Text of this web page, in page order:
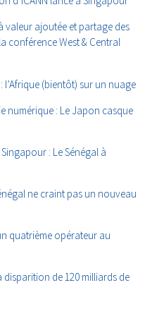
valeur ajoutée et partage des
conférence West & Central
l’Afrique (bientôt) sur un nuage
numérique : Le Japon casque
: Le Sénégal à
ne craint pas un nouveau
quatrième opérateur au
disparition de 120 milliards de